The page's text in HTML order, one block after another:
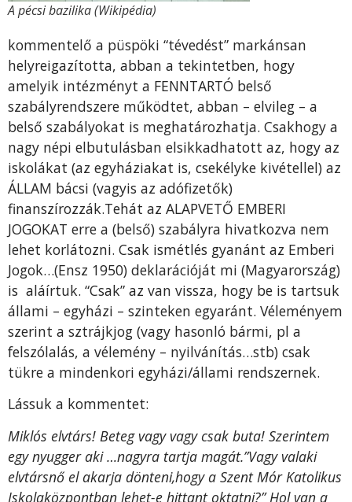
A pécsi bazilika (Wikipédia)
kommentelő a püspöki “tévedést” markánsan
helyreigazította, abban a tekintetben, hogy
amelyik intézményt a FENNTARTÓ belső
szabályrendszere működtet, abban – elvileg – a
belső szabályokat is meghatározhatja. Csakhogy a
nagy népi elbutulásban elsikkadhatott az, hogy az
iskolákat (az egyháziakat is, csekélyke kivétellel) az
ÁLLAM bácsi (vagyis az adófizetők)
finanszírozzák.Tehát az ALAPVETŐ EMBERI
JOGOKAT erre a (belső) szabályra hivatkozva nem
lehet korlátozni. Csak ismétlés gyanánt az Emberi
Jogok…(Ensz 1950) deklarációját mi (Magyarország)
is aláírtuk. “Csak” az van vissza, hogy be is tartsuk
állami – egyházi – szinteken egyaránt. Véleményem
szerint a sztrájkjog (vagy hasonló bármi, pl a
felszólalás, a vélemény – nyilvánítás…stb) csak
tükre a mindenkori egyházi/állami rendszernek.
Lássuk a kommentet:
Miklós elvtárs! Beteg vagy vagy csak buta! Szerintem
egy nyugger aki …nagyra tartja magát.”Vagy valaki
elvtársnő el akarja dönteni,hogy a Szent Mór Katolikus
Iskolaközpontban lehet-e hittant oktatni?” Hol van a